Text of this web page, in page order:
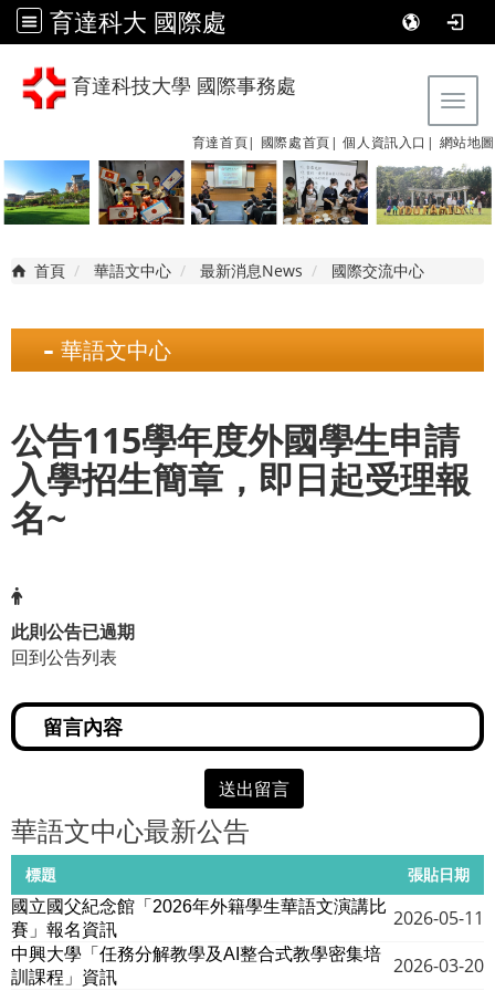
育達科大 國際處
育達科技大學 國際事務處
育達首頁| 國際處首頁| 個人資訊入口| 網站地圖
首頁 華語文中心 最新消息News 國際交流中心
華語文中心
公告115學年度外國學生申請
入學招生簡章，即日起受理報
名~
此則公告已過期
回到公告列表
送出留言
華語文中心最新公告
標題 張貼日期
國立國父紀念館「2026年外籍學生華語文演講比
賽」報名資訊
2026-05-11
中興大學「任務分解教學及AI整合式教學密集培
訓課程」資訊
2026-03-20